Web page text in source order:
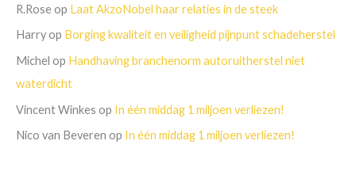
R.Roseop Laat AkzoNobel haar relaties in de steek
Harryop Borging kwaliteit en veiligheid pijnpunt schadeherstel
Michel op Handhaving branchenorm autoruitherstel niet
waterdicht
Vincent Winkes op In één middag 1 miljoen verliezen!
Nico van Beveren op In één middag 1 miljoen verliezen!